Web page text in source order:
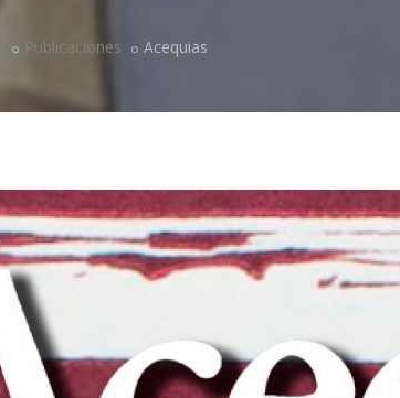
Publicaciones Acequias